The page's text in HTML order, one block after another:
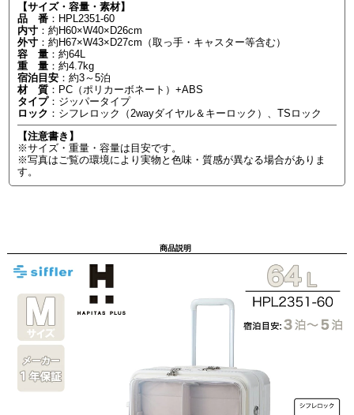
【サイズ・容量・素材】
品 番 ：HPL2351-60
内寸 ：約H60×W40×D26cm
外寸 ：約H67×W43×D27cm（取っ手・キャスター等含む）
容 量 ：約64L
重 量 ：約4.7kg
宿泊目安 ：約3～5泊
材 質 ：PC（ポリカーボネート）+ABS
タイプ：ジッパータイプ
ロック ：シフレロック（2wayダイヤル＆キーロック）、TSロック
【注意書き】
※サイズ・重量・容量は目安です。
※写真はご覧の環境により実物と色味・質感が異なる場合がありま
す。
商品説明